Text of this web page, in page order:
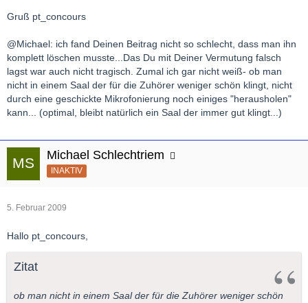
Gruß pt_concours
@Michael: ich fand Deinen Beitrag nicht so schlecht, dass man ihn
komplett löschen musste...Das Du mit Deiner Vermutung falsch
lagst war auch nicht tragisch. Zumal ich gar nicht weiß- ob man
nicht in einem Saal der für die Zuhörer weniger schön klingt, nicht
durch eine geschickte Mikrofonierung noch einiges "herausholen"
kann... (optimal, bleibt natürlich ein Saal der immer gut klingt...)
Michael Schlechtriem
INAKTIV
5. Februar 2009
Hallo pt_concours,
Zitat
ob man nicht in einem Saal der für die Zuhörer weniger schön